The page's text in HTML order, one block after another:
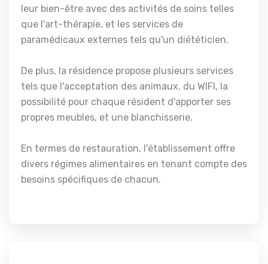
leur bien-être avec des activités de soins telles
que l'art-thérapie, et les services de
paramédicaux externes tels qu'un diététicien.
De plus, la résidence propose plusieurs services
tels que l'acceptation des animaux, du WIFI, la
possibilité pour chaque résident d'apporter ses
propres meubles, et une blanchisserie.
En termes de restauration, l'établissement offre
divers régimes alimentaires en tenant compte des
besoins spécifiques de chacun.